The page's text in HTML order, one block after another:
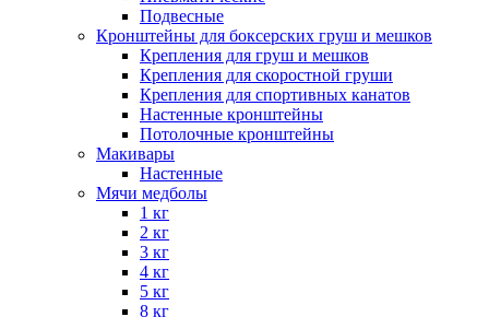
Подвесные
Кронштейны для боксерских груш и мешков
Крепления для груш и мешков
Крепления для скоростной груши
Крепления для спортивных канатов
Настенные кронштейны
Потолочные кронштейны
Макивары
Настенные
Мячи медболы
1 кг
2 кг
3 кг
4 кг
5 кг
8 кг